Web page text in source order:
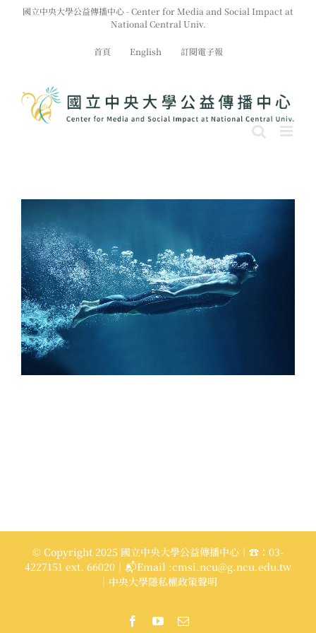
國立中央大學公益傳播中心 - Center for Media and Social Impact at
National Central Univ.
首頁 English 訂閱電子報
© Copyright 2025 國立中央大學公益傳播中心｜☎：03-
4227151 ext. 66020｜📬Email :cmsi.ncu@g.ncu.edu.tw
｜中央大學隱私權政策聲明
FacebookYouTubeEmail